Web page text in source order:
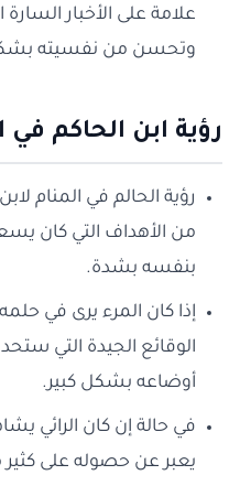
علامة على الأخبار
وتحسن من نفسيته
رؤية ابن الحاكم في
رؤية الحالم في المنام
من الأهداف التي كان
بنفسه بشدة.
إذا كان المرء يرى في
الوقائع الجيدة التي
أوضاعه بشكل كبير.
في حالة إن كان الرائي
يعبر عن حصوله على كثير